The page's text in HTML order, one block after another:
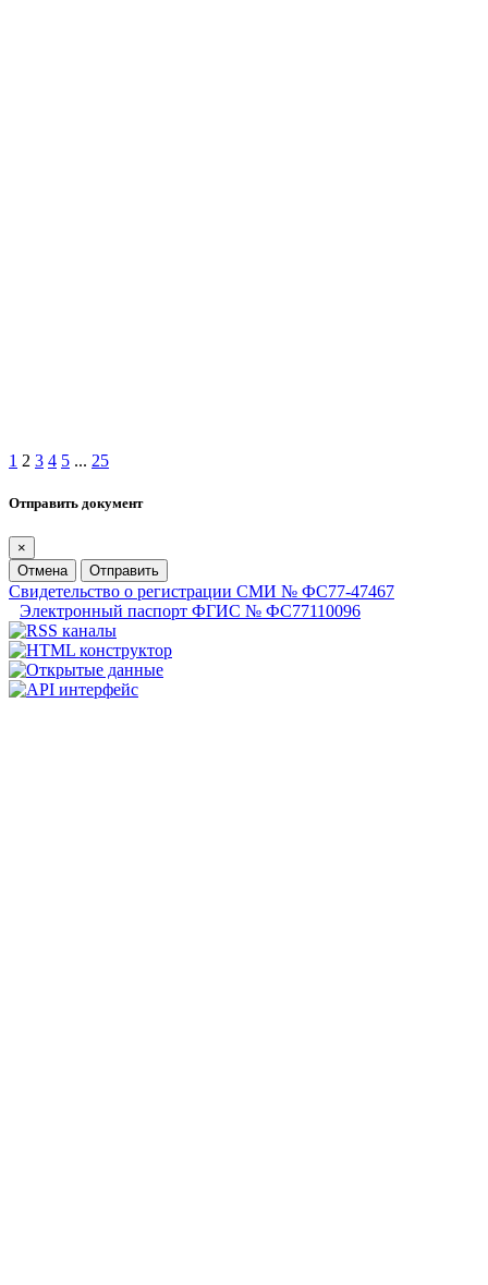
1 2 3 4 5 ... 25
Отправить документ
×
Отмена
Отправить
Свидетельство о регистрации СМИ № ФС77-47467
Электронный паспорт ФГИС № ФС77110096